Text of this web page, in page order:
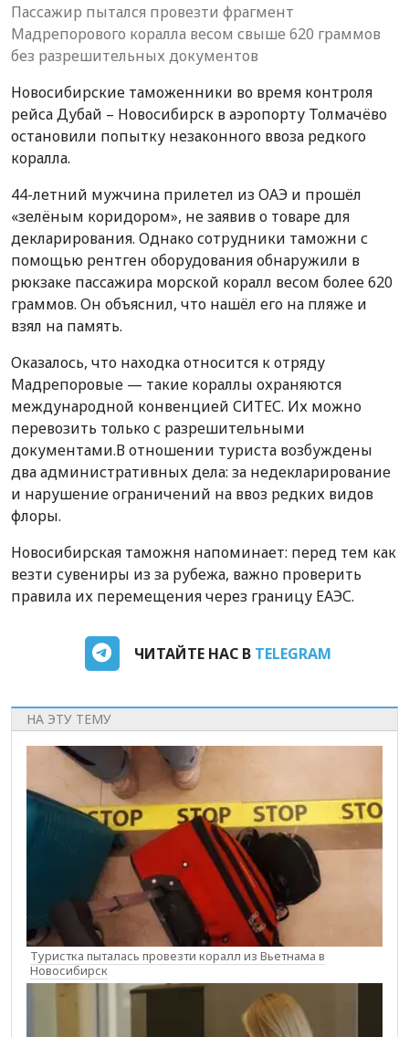
Пассажир пытался провезти фрагмент
Мадрепорового коралла весом свыше 620 граммов
без разрешительных документов
Новосибирские таможенники во время контроля
рейса Дубай – Новосибирск в аэропорту Толмачёво
остановили попытку незаконного ввоза редкого
коралла.
44-летний мужчина прилетел из ОАЭ и прошёл
«зелёным коридором», не заявив о товаре для
декларирования. Однако сотрудники таможни с
помощью рентген оборудования обнаружили в
рюкзаке пассажира морской коралл весом более 620
граммов. Он объяснил, что нашёл его на пляже и
взял на память.
Оказалось, что находка относится к отряду
Мадрепоровые — такие кораллы охраняются
международной конвенцией СИТЕС. Их можно
перевозить только с разрешительными
документами.В отношении туриста возбуждены
два административных дела: за недекларирование
и нарушение ограничений на ввоз редких видов
флоры.
Новосибирская таможня напоминает: перед тем как
везти сувениры из за рубежа, важно проверить
правила их перемещения через границу ЕАЭС.
ЧИТАЙТЕ НАС В TELEGRAM
НА ЭТУ ТЕМУ
Туристка пыталась провезти коралл из Вьетнама в
Новосибирск